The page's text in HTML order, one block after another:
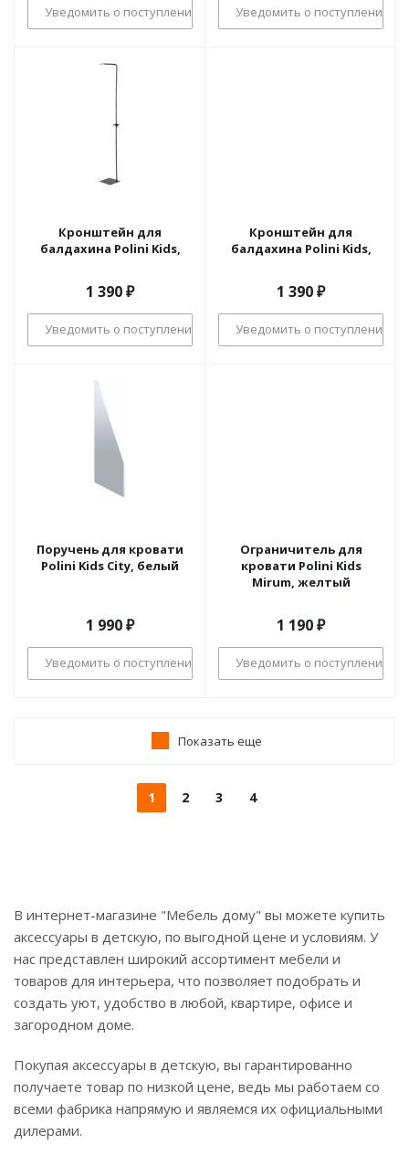
Уведомить о поступлении Уведомить о поступлении
Кронштейн для
балдахина Polini Kids,
1 390₽
Уведомить о поступлении
Кронштейн для
балдахина Polini Kids,
1 390₽
Уведомить о поступлении
Поручень для кровати
Polini Kids City, белый
1 990₽
Уведомить о поступлении
Ограничитель для
кровати Polini Kids
Mirum, желтый
1 190₽
Уведомить о поступлении
Показать еще
1 2 3 4
В интернет-магазине "Мебель дому" вы можете купить
аксессуары в детскую, по выгодной цене и условиям. У
нас представлен широкий ассортимент мебели и
товаров для интерьера, что позволяет подобрать и
создать уют, удобство в любой, квартире, офисе и
загородном доме.
Покупая аксессуары в детскую, вы гарантированно
получаете товар по низкой цене, ведь мы работаем со
всеми фабрика напрямую и являемся их официальными
дилерами.